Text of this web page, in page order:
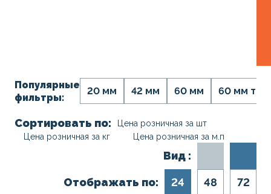
Популярные
фильтры:
20 мм 42 мм 60 мм 60 мм
Сортировать по:
Цена розничная за шт
Цена розничная за кг
Цена розничная за м.п
Вид :
Отображать по: 24 48 72